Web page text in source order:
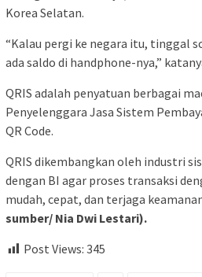
Korea Selatan.
“Kalau pergi ke negara itu, tinggal
ada saldo di handphone-nya,”
QRIS adalah penyatuan berbagai
Penyelenggara Jasa Sistem
QR Code.
QRIS dikembangkan oleh industri
dengan BI agar proses transaksi
mudah, cepat, dan terjaga
sumber/ Nia Dwi Lestari).
Post Views: 345